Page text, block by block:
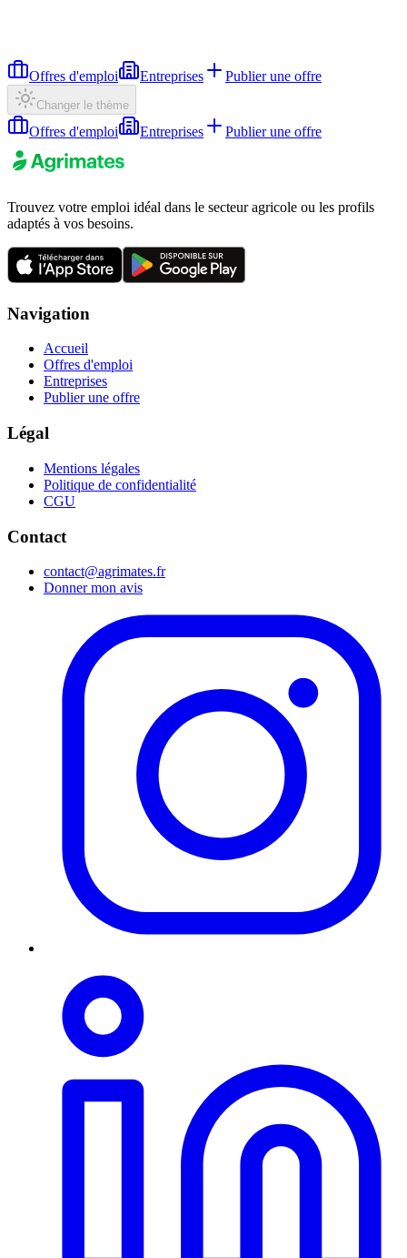
Offres d'emploi Entreprises Publier une offre
Changer le thème
Offres d'emploi Entreprises Publier une offre
Trouvez votre emploi idéal dans le secteur agricole ou les profils
adaptés à vos besoins.
Navigation
Accueil
Offres d'emploi
Entreprises
Publier une offre
Légal
Mentions légales
Politique de confidentialité
CGU
Contact
contact@agrimates.fr
Donner mon avis